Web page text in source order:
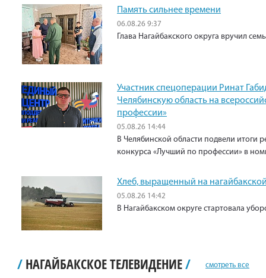
Память сильнее времени
06.08.26 9:37
Глава Нагайбакского округа вручил
Участник спецоперации Ринат
Челябинскую область на
профессии»
05.08.26 14:44
В Челябинской области подвели итоги
конкурса «Лучший по профессии» в
Хлеб, выращенный на
05.08.26 14:42
В Нагайбакском округе стартовала
/ НАГАЙБАКСКОЕ ТЕЛЕВИДЕНИЕ/ смотреть все